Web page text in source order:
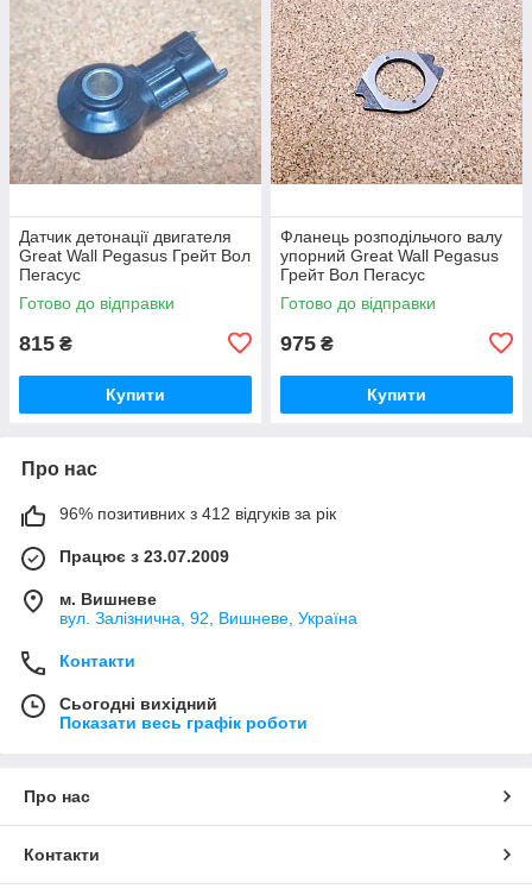
Датчик детонації двигателя
Great Wall Pegasus Грейт Вол
Пегасус
Готово до відправки
815 ₴
Купити
Фланець розподільчого валу
упорний Great Wall Pegasus
Грейт Вол Пегасус
Готово до відправки
975 ₴
Купити
Про нас
96% позитивних з 412 відгуків за рік
Працює з 23.07.2009
м. Вишневе
вул. Залізнична, 92, Вишневе, Україна
Контакти
Сьогодні вихідний
Показати весь графік роботи
Про нас
Контакти